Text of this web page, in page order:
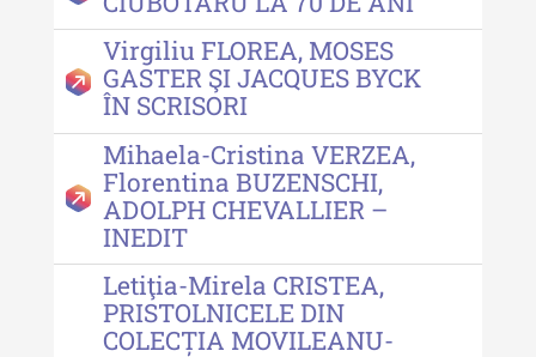
culturală IV (2025)
MediCult - Revista de mediere
culturală III (2024)
MediCult - Revista de mediere
culturală II (2023)
Indexul Complet
Acta Pangratia
Acta Pangratia I (2023)
Virgiliu FLOREA, MOSES
GASTER ŞI JACQUES BYCK
ÎN SCRISORI
Mihaela-Cristina VERZEA,
Florentina BUZENSCHI,
ADOLPH CHEVALLIER –
INEDIT
Letiţia-Mirela CRISTEA,
PRISTOLNICELE DIN
COLECȚIA MOVILEANU-